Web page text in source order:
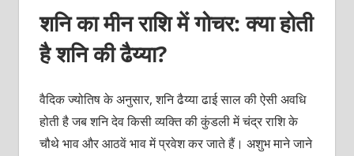
शनि का मीन राशि में गोचर: क्या होती
है शनि की ढैय्या?
वैदिक ज्योतिष के अनुसार, शनि ढैय्या ढाई साल की ऐसी अवधि
होती है जब शनि देव किसी व्यक्ति की कुंडली में चंद्र राशि के
चौथे भाव और आठवें भाव में प्रवेश कर जाते हैं। अशुभ माने जाने